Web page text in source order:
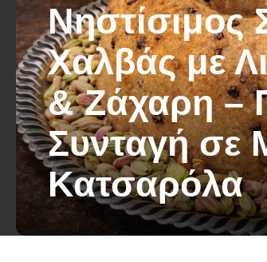
Νηστίσιμος
Χαλβάς με
& Ζάχαρη –
Συνταγή σε
Κατσαρόλα
Posted
10 Μαρτίου 2026